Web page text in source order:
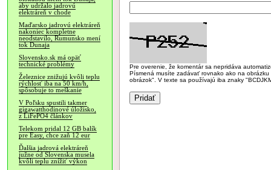
aby udržalo jadrovú
elektráreň v chode
Maďarsko jadrovú elektráreň
nakoniec kompletne
neodstavilo, Rumunsko mení
tok Dunaja
Slovensko.sk má opäť
technické problémy
Železnice znižujú kvôli teplu
rýchlosť iba na 50 km/h,
spôsobuje to meškanie
V Poľsku spustili takmer
gigawatthodinové úložisko,
z LiFePO4 článkov
Telekom pridal 12 GB balík
pre Easy, chce zaň 12 eur
Ďalšia jadrová elektráreň
južne od Slovenska musela
kvôli teplu znížiť výkon
Pre overenie, že komentár sa nepridáva
Písmená musíte zadávať rovnako ako na
obrázok". V texte sa používajú iba znaky